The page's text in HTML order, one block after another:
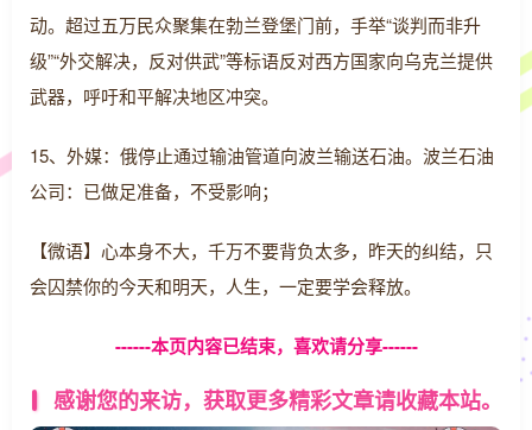
动。超过五万民众聚集在勃兰登堡门前，手举“谈判而非升
级”“外交解决，反对供武”等标语反对西方国家向乌克兰提供
武器，呼吁和平解决地区冲突。
15、外媒：俄停止通过输油管道向波兰输送石油。波兰石油
公司：已做足准备，不受影响；
【微语】心本身不大，千万不要背负太多，昨天的纠结，只
会囚禁你的今天和明天，人生，一定要学会释放。
------本页内容已结束，喜欢请分享------
感谢您的来访，获取更多精彩文章请收藏本站。